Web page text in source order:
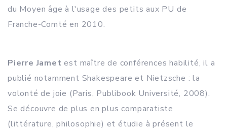
du Moyen âge à l'usage des petits aux PU de
Franche-Comté en 2010.
Pierre Jamet est maître de conférences habilité, il a
publié notamment Shakespeare et Nietzsche : la
volonté de joie (Paris, Publibook Université, 2008).
Se découvre de plus en plus comparatiste
(littérature, philosophie) et étudie à présent le